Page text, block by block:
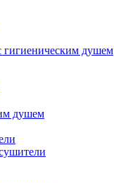
гигиеническим душем
душем